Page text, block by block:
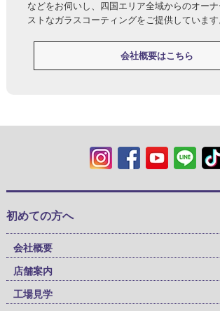
などをお伺いし、四国エリア全域からのオー
ストなガラスコーティングをご提供しています
会社概要はこちら
初めての方へ
会社概要
店舗案内
工場見学